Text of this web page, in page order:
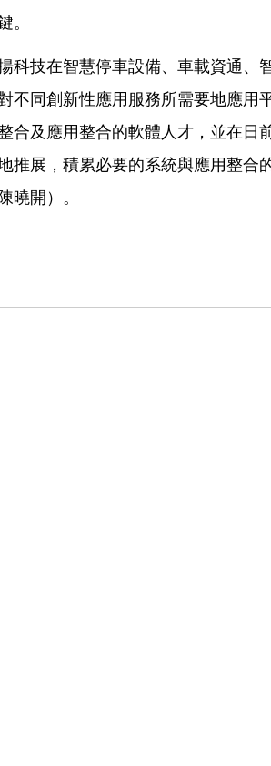
。
科技在智慧停車設備、車載資通、
不同創新性應用服務所需要地應用
合及應用整合的軟體人才，並在日
推展，積累必要的系統與應用整
曉開）。